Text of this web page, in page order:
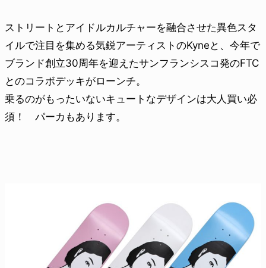
ストリートとアイドルカルチャーを融合させた異色スタ
イルで注目を集める気鋭アーティストのKyneと、今年で
ブランド創立30周年を迎えたサンフランシスコ発のFTC
とのコラボデッキがローンチ。
乗るのがもったいないキュートなデザインは大人買い必
須！ パーカもあります。